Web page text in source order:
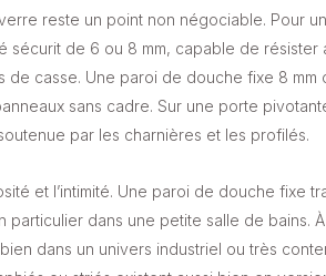
reste un point non négociable. Pour
de 6 ou 8 mm, capable de
de casse. Une paroi de douche fixe 8
sans cadre. Sur une porte
par les charnières et les profilés.
et l’intimité. Une paroi de douche fixe
dans une petite salle de bains.
dans un univers industriel ou très